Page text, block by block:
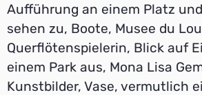
Aufführung an einem Platz
sehen zu, Boote, Musee du
Querflötenspielerin, Blick auf
einem Park aus, Mona Lisa
Kunstbilder, Vase, vermutlich